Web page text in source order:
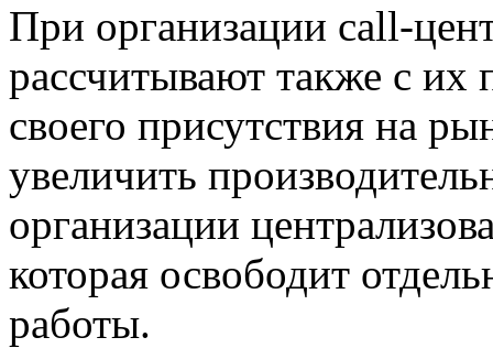
При организации сall-
рассчитывают также с
своего присутствия на
увеличить
организации
которая освободит
работы.